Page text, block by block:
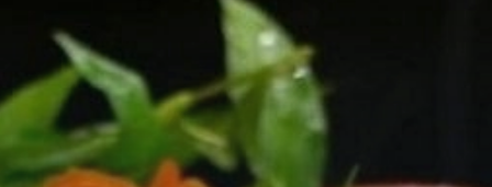
https://kiemvieclam.vn/rach-vem